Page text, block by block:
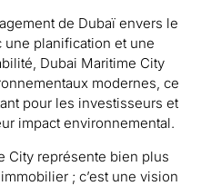
de Dubaï envers le
planification et une
Dubai Maritime City
modernes, ce
pour les investisseurs et
impact environnemental.
City représente bien plus
; c’est une vision